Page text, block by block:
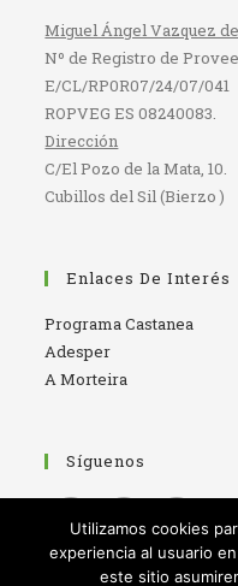
Miguel Ángel Vazquez
Nº de Registro de
E/CL/RP0R07/24/07/041
ROPVEG ES 08240083.
Dirección
C/El Pozo de la Mata, 10.
Cubillos del Sil (Bierzo )
Enlaces De Interés
Programa Castanea
Adesper
A Morteira
Síguenos
Se
Se
Se
Utilizamos cookies
experiencia al usuario
este sitio